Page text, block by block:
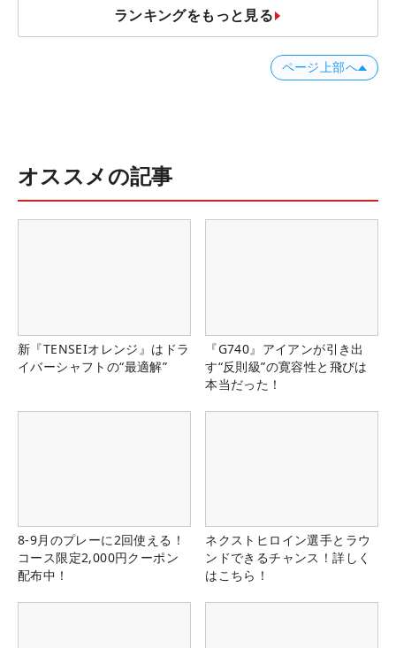
ランキングをもっと見る
ページ上部へ
オススメの記事
新『TENSEIオレンジ』はドラ
イバーシャフトの“最適解”
『G740』アイアンが引き出
す“反則級”の寛容性と飛びは
本当だった！
8-9月のプレーに2回使える！
コース限定2,000円クーポン
配布中！
ネクストヒロイン選手とラウ
ンドできるチャンス！詳しく
はこちら！